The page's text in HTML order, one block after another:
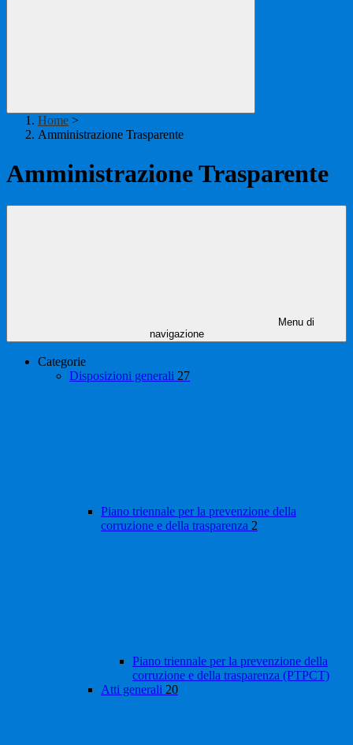
Home >
Amministrazione Trasparente
Amministrazione Trasparente
Menu di
navigazione
Categorie
Disposizioni generali 27
Piano triennale per la prevenzione della
corruzione e della trasparenza 2
Piano triennale per la prevenzione della
corruzione e della trasparenza (PTPCT)
Atti generali 20